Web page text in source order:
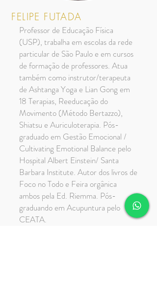
FELIPE FUTADA
Professor de Educação Física
(USP), trabalha em escolas da rede
particular de São Paulo e em cursos
de formação de professores. Atua
também como instrutor/terapeuta
de Ashtanga Yoga e Lian Gong em
18 Terapias, Reeducação do
Movimento (Método Bertazzo),
Shiatsu e Auriculoterapia. Pós-
graduado em Gestão Emocional /
Cultivating Emotional Balance pelo
Hospital Albert Einstein/ Santa
Barbara Institute. Autor dos livros de
Foco no Todo e Feira orgânica
ambos pela Ed. Riemma. Pós-
graduando em Acupuntura pelo
CEATA.